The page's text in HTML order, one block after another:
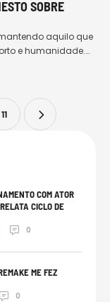
SOBRE
aquilo que
e humanidade.
uma história fácil
11
COM ATOR
CICLO DE
0
ME FEZ
0